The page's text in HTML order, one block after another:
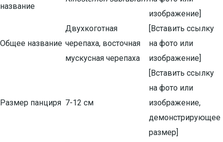
название
изображение]
Общее название
Двухкоготная
черепаха, восточная
мускусная черепаха
[Вставить ссылку
на фото или
изображение]
Размер панциря 7-12 см
[Вставить ссылку
на фото или
изображение,
демонстрирующее
размер]